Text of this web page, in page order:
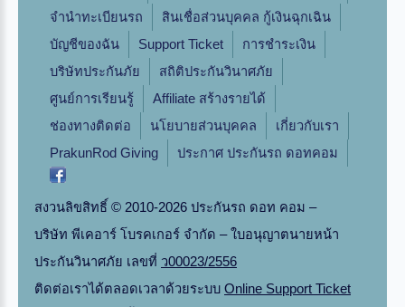
จํานําทะเบียนรถ
สินเชื่อส่วนบุคคล กู้เงินฉุกเฉิน
บัญชีของฉัน
Support Ticket
การชำระเงิน
บริษัทประกันภัย
สถิติประกันวินาศภัย
ศูนย์การเรียนรู้
Affiliate สร้างรายได้
ช่องทางติดต่อ
นโยบายส่วนบุคคล
เกี่ยวกับเรา
PrakunRod Giving
ประกาศ ประกันรถ ดอทคอม
สงวนลิขสิทธิ์ © 2010-2026 ประกันรถ ดอท คอม –
บริษัท พีเคอาร์ โบรคเกอร์ จำกัด – ใบอนุญาตนายหน้า
ประกันวินาศภัย เลขที่ ว00023/2556
ติดต่อเราได้ตลอดเวลาด้วยระบบ Online Support Ticket